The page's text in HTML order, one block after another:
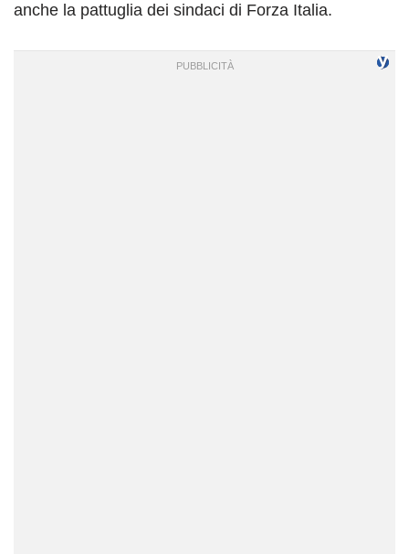
anche la pattuglia dei sindaci di Forza Italia.